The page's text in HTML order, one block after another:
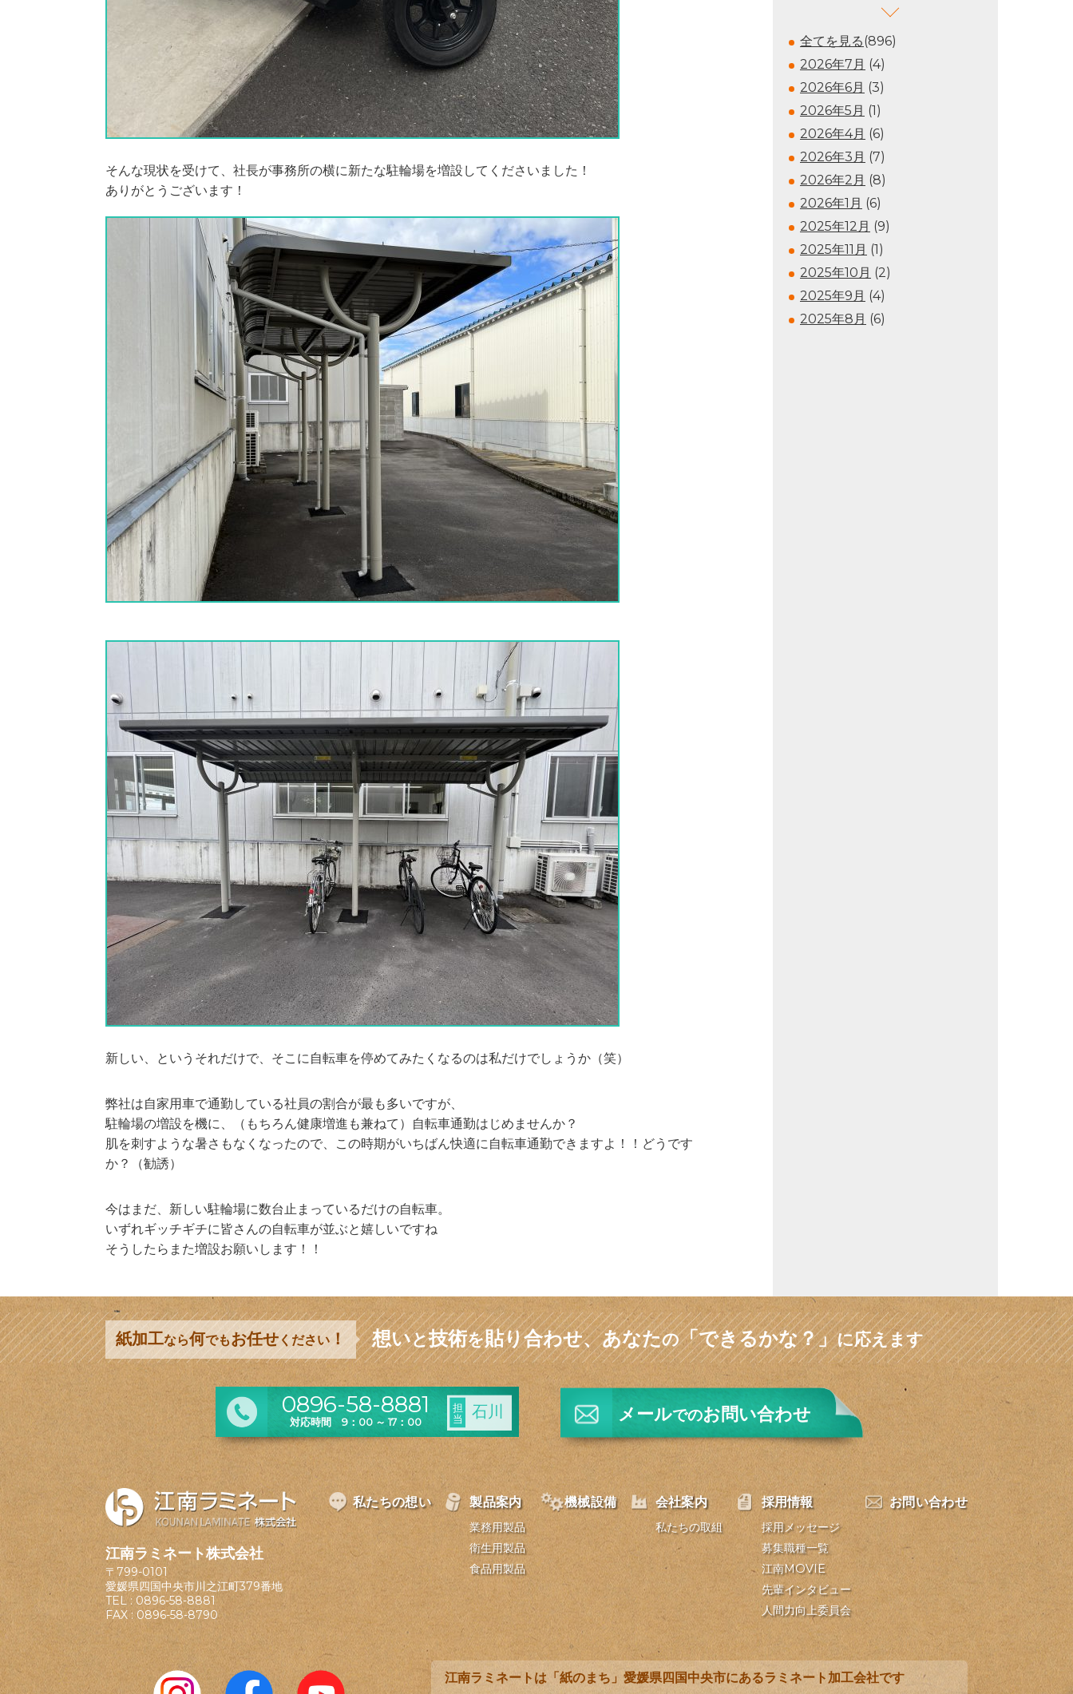
そんな現状を受けて、社長が事務所の横に新たな駐輪場を増設してくださいました！
ありがとうございます！
新しい、というそれだけで、そこに自転車を停めてみたくなるのは私だけでしょうか（笑）
弊社は自家用車で通勤している社員の割合が最も多いですが、
駐輪場の増設を機に、（もちろん健康増進も兼ねて）自転車通勤はじめませんか？
肌を刺すような暑さもなくなったので、この時期がいちばん快適に自転車通勤できますよ！！どうです
か？（勧誘）
今はまだ、新しい駐輪場に数台止まっているだけの自転車。
いずれギッチギチに皆さんの自転車が並ぶと嬉しいですね
そうしたらまた増設お願いします！！
全てを見る(896)
2026年7月 (4)
2026年6月 (3)
2026年5月 (1)
2026年4月 (6)
2026年3月 (7)
2026年2月 (8)
2026年1月 (6)
2025年12月 (9)
2025年11月 (1)
2025年10月 (2)
2025年9月 (4)
2025年8月 (6)
紙加工なら何でもお任せ ください ！ 想いと技術を貼り合わせ、あなたの「できるかな？」に応えます
0896-58-8881
対応時間 9：00 ～ 17：00
担
当
石川 メールでのお問い合わせ
私たちの想い 製品案内
業務用製品
衛生用製品
食品用製品
機械設備 会社案内
私たちの取組
採用情報
採用メッセージ
募集職種一覧
江南MOVIE
先輩インタビュー
人間力向上委員会
お問い合わせ
江南ラミネート株式会社
〒799-0101
愛媛県四国中央市川之江町379番地
TEL : 0896-58-8881
FAX : 0896-58-8790
江南ラミネートは「紙のまち」愛媛県四国中央市にあるラミネート加工会社です